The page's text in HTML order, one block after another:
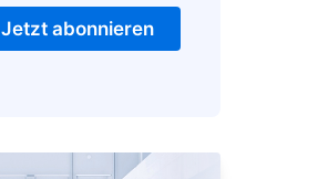
Jetzt abonnieren